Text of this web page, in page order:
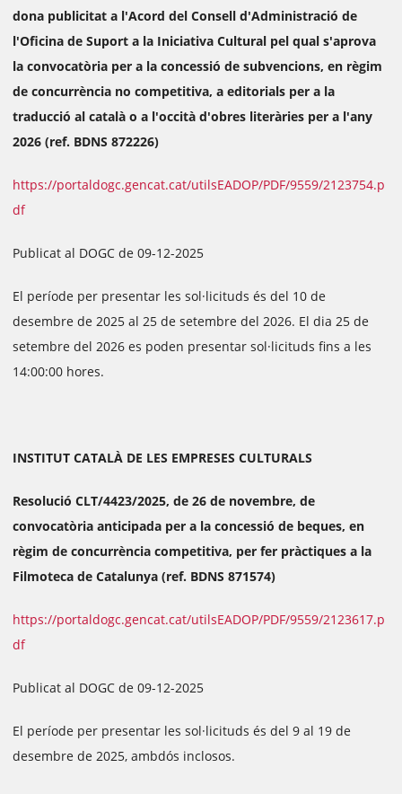
dona publicitat a l'Acord del Consell d'Administració de
l'Oficina de Suport a la Iniciativa Cultural pel qual s'aprova
la convocatòria per a la concessió de subvencions, en règim
de concurrència no competitiva, a editorials per a la
traducció al català o a l'occità d'obres literàries per a l'any
2026 (ref. BDNS 872226)
https://portaldogc.gencat.cat/utilsEADOP/PDF/9559/2123754.p
df
Publicat al DOGC de 09-12-2025
El període per presentar les sol·licituds és del 10 de
desembre de 2025 al 25 de setembre del 2026. El dia 25 de
setembre del 2026 es poden presentar sol·licituds fins a les
14:00:00 hores.
INSTITUT CATALÀ DE LES EMPRESES CULTURALS
Resolució CLT/4423/2025, de 26 de novembre, de
convocatòria anticipada per a la concessió de beques, en
règim de concurrència competitiva, per fer pràctiques a la
Filmoteca de Catalunya (ref. BDNS 871574)
https://portaldogc.gencat.cat/utilsEADOP/PDF/9559/2123617.p
df
Publicat al DOGC de 09-12-2025
El període per presentar les sol·licituds és del 9 al 19 de
desembre de 2025, ambdós inclosos.